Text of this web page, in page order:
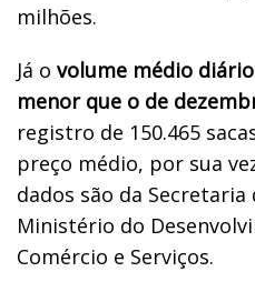
milhões.
Já o volume médio
menor que o de
registro de 150.465
preço médio, por sua
dados são da
Ministério do
Comércio e Serviços.